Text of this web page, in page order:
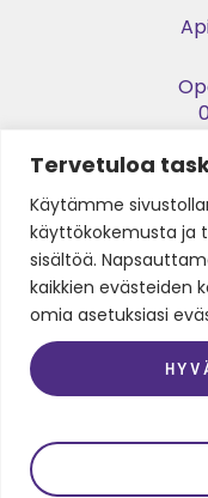
Tervetuloa
Käytämme
käyttökokemusta ja
sisältöä.
kaikkien evästeiden
omia asetuksiasi